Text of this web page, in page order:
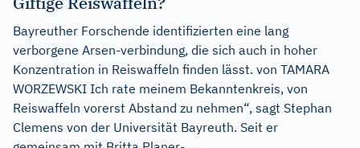
Bayreuther Forschende identifizierten eine lang
verborgene Arsen-verbindung, die sich auch in hoher
Konzentration in Reiswaffeln finden lässt. von TAMARA
WORZEWSKI Ich rate meinem Bekanntenkreis, von
Reiswaffeln vorerst Abstand zu nehmen“, sagt Stephan
Clemens von der Universität Bayreuth. Seit er